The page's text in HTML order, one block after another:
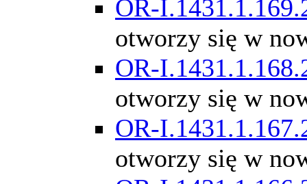
OR-
otworzy się w
OR-
otworzy się w
OR-
otworzy się w